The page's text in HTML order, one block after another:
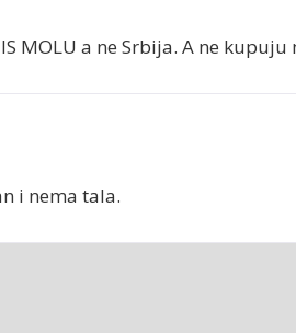
MOLU a ne Srbija. A ne
i nema tala.